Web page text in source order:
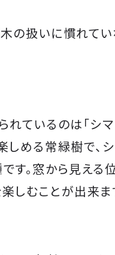
の扱いに慣れて
れているのは「シマ
しめる常緑樹で、
す。窓から見える
しむことが出来ま